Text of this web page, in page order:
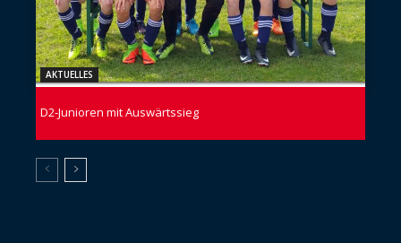
AKTUELLES
D2-Junioren mit Auswärtssieg